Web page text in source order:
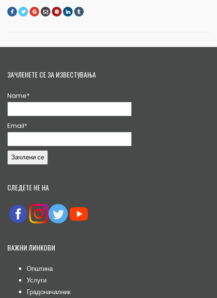
ЗАЧЛЕНЕТЕ СЕ ЗА ИЗВЕСТУВАЊА
Name*
Email*
СЛЕДЕТЕ НЕ НА
ВАЖНИ ЛИНКОВИ
Општина
Услуги
Градоначалник